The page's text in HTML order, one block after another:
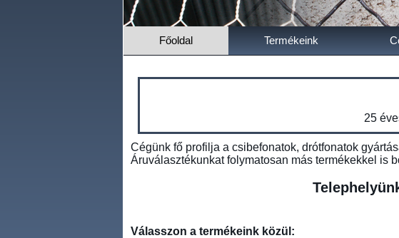
Főoldal Termékeink
25
Cégünk fő profilja a csibefonatok, drótfonatok
Áruválasztékunkat folymatosan más termékekkel is
Válasszon a termékeink közül: